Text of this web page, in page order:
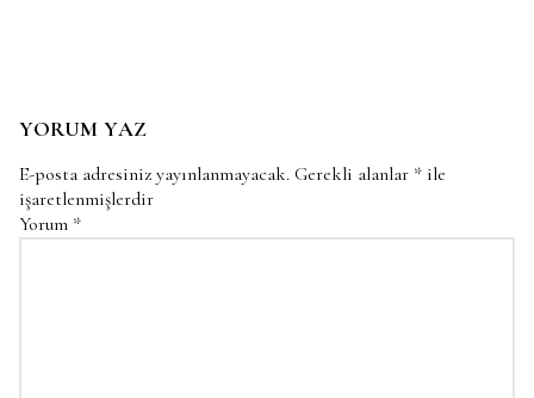
YORUM YAZ
E-posta adresiniz yayınlanmayacak. Gerekli alanlar * ile
işaretlenmişlerdir
Yorum *